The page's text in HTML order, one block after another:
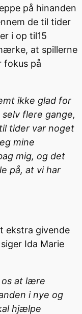
på hinanden
de til tider
i op til15
at spillerne
fokus på
ikke glad for
flere gange,
tider var noget
mine
mig, og det
på, at vi har
ekstra givende
Ida Marie
os at lære
i nye og
hjælpe